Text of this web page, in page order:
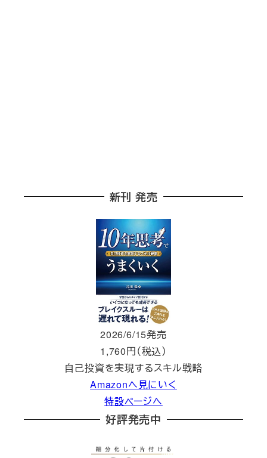
新刊 発売
2026/6/15発売
1,760円（税込）
自己投資を実現するスキル戦略
Amazonへ見にいく
特設ページへ
好評発売中